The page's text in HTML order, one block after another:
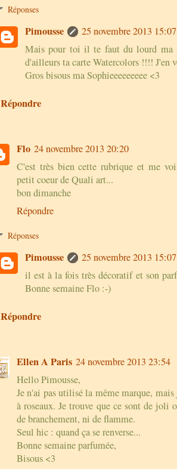
Réponses
Pimousse
25 novembre 2013 15:07
Mais pour toi il te faut du lourd ma
d'ailleurs ta carte Watercolors !!!!
Gros bisous ma Sophieeeeeeeee <3
Répondre
Flo 24 novembre 2013 20:20
C'est très bien cette rubrique et me
petit coeur de Quali art...
bon dimanche
Répondre
Réponses
Pimousse
25 novembre 2013 15:07
il est à la fois très décoratif et son
Bonne semaine Flo :-)
Répondre
Ellen A Paris 24 novembre 2013 23:54
Hello Pimousse,
Je n'ai pas utilisé la même marque,
à roseaux. Je trouve que ce sont de joli
de branchement, ni de flamme.
Seul hic : quand ça se renverse...
Bonne semaine parfumée,
Bisous <3